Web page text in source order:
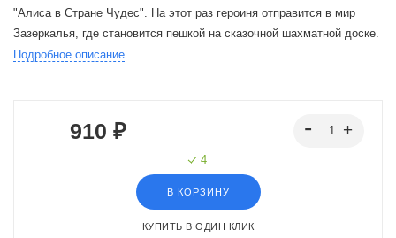
"Алиса в Стране Чудес". На этот раз героиня отправится в мир
Зазеркалья, где становится пешкой на сказочной шахматной доске.
Читателей ждет множество удивительных приключений с участием
Подробное описание
910 ₽
4
В КОРЗИНУ
КУПИТЬ В ОДИН КЛИК